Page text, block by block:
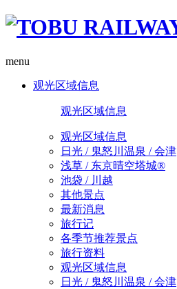
menu
观光区域信息
观光区域信息
观光区域信息
日光 / 鬼怒川温泉 / 会津
浅草 / 东京晴空塔城®
池袋 / 川越
其他景点
最新消息
旅行记
各季节推荐景点
旅行资料
观光区域信息
日光 / 鬼怒川温泉 / 会津